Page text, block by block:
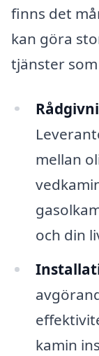
finns det
kan göra
tjänster
mellan
och din
kamin